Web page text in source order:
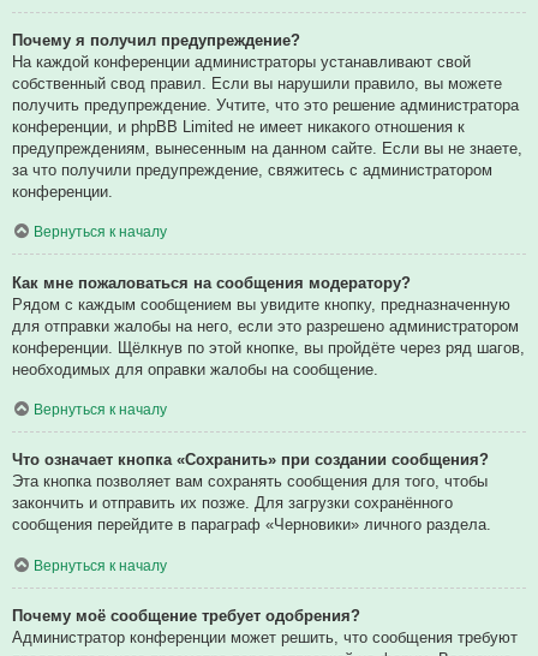
Почему я получил предупреждение?
На каждой конференции администраторы устанавливают свой
собственный свод правил. Если вы нарушили правило, вы можете
получить предупреждение. Учтите, что это решение администратора
конференции, и phpBB Limited не имеет никакого отношения к
предупреждениям, вынесенным на данном сайте. Если вы не знаете,
за что получили предупреждение, свяжитесь с администратором
конференции.
Вернуться к началу
Как мне пожаловаться на сообщения модератору?
Рядом с каждым сообщением вы увидите кнопку, предназначенную
для отправки жалобы на него, если это разрешено администратором
конференции. Щёлкнув по этой кнопке, вы пройдёте через ряд шагов,
необходимых для оправки жалобы на сообщение.
Вернуться к началу
Что означает кнопка «Сохранить» при создании сообщения?
Эта кнопка позволяет вам сохранять сообщения для того, чтобы
закончить и отправить их позже. Для загрузки сохранённого
сообщения перейдите в параграф «Черновики» личного раздела.
Вернуться к началу
Почему моё сообщение требует одобрения?
Администратор конференции может решить, что сообщения требуют